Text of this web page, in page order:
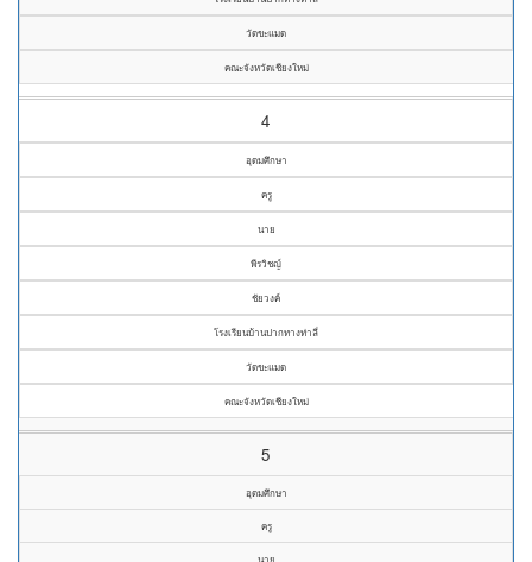
วัดขะแมด
คณะจังหวัดเชียงใหม่
4
อุดมศึกษา
ครู
นาย
พีรวิชญ์
ชัยวงค์
โรงเรียนบ้านปากทางท่าลี่
วัดขะแมด
คณะจังหวัดเชียงใหม่
5
อุดมศึกษา
ครู
นาย